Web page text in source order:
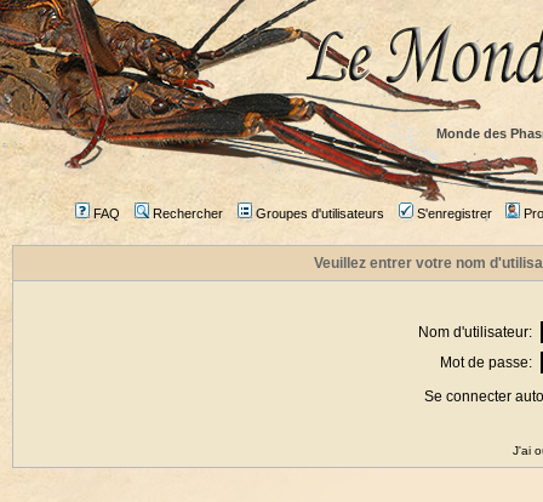
Monde des
FAQ Rechercher Groupes d'utilisateurs S'enregistrer
Veuillez entrer votre nom
Nom d'utilisateur:
Mot de passe:
Se connecter
J'ai